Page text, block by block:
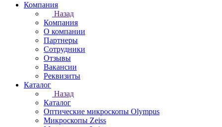
Компания
Назад
Компания
О компании
Партнеры
Сотрудники
Отзывы
Вакансии
Реквизиты
Каталог
Назад
Каталог
Оптические микроскопы Olympus
Микроскопы Zeiss